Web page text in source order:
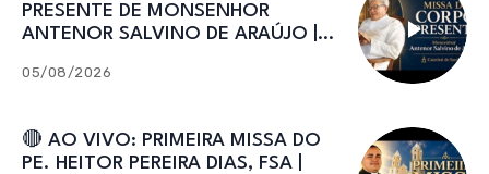
PRESENTE DE MONSENHOR
ANTENOR SALVINO DE ARAÚJO |
05/08/2026
🔴 AO VIVO: PRIMEIRA MISSA DO
PE. HEITOR PEREIRA DIAS, FSA |